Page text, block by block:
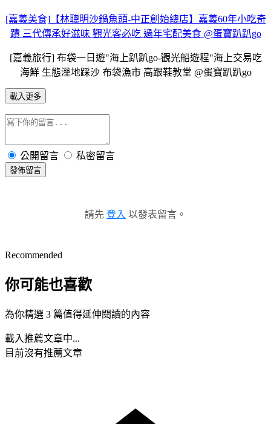
[嘉義美食]【林聰明沙鍋魚頭-中正創始總店】嘉義60年小吃奇
蹟 三代傳承好滋味 觀光客必吃 過年宅配美食 @蛋寶趴趴go
[嘉義旅行] 布袋一日遊"海上趴趴go-觀光船遊程"海上交易吃
海鮮 生態溼地踩沙 布袋漁市 高跟鞋教堂 @蛋寶趴趴go
載入更多
公開留言 私密留言
發佈留言
請先 登入 以發表留言。
Recommended
你可能也喜歡
為你精選 3 篇值得延伸閱讀的內容
載入推薦文章中...
目前沒有推薦文章